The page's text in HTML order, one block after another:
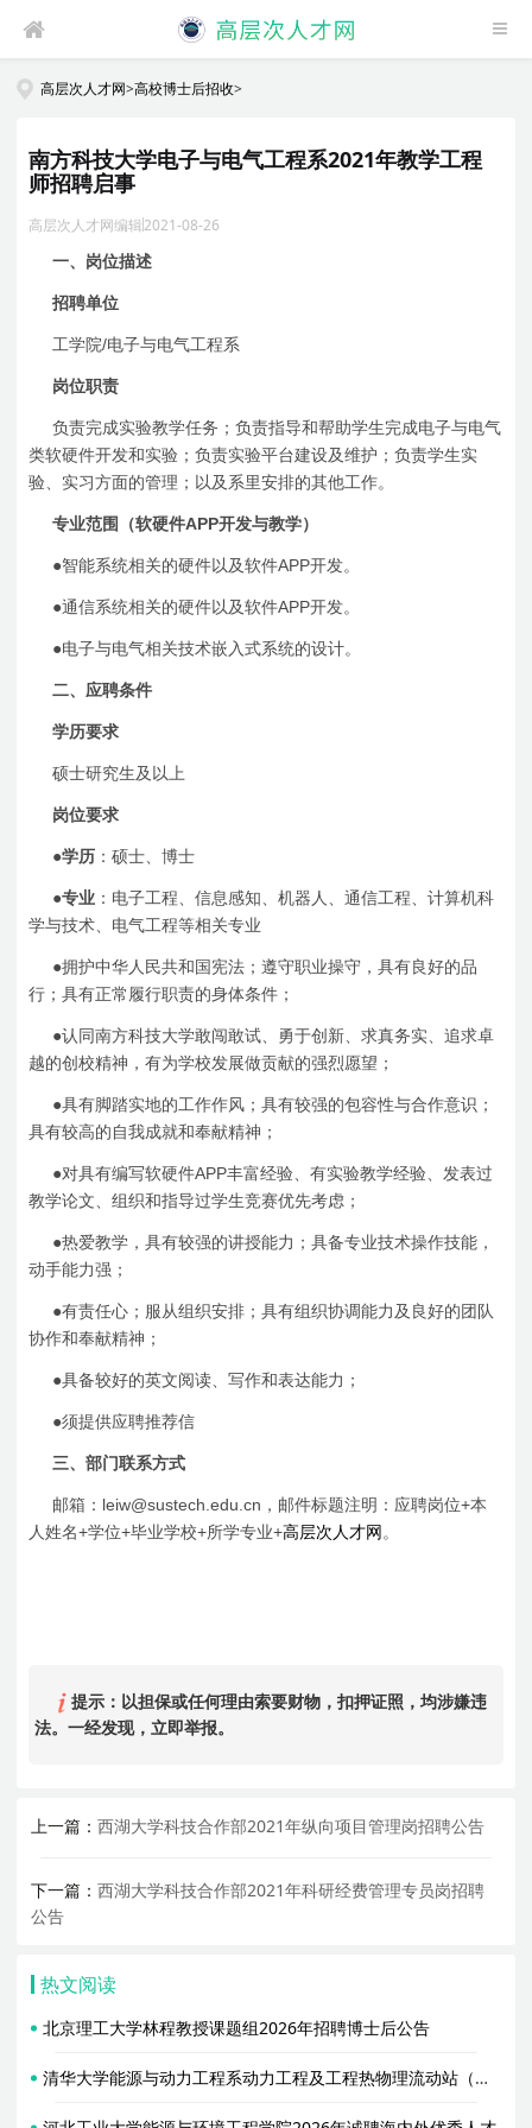
高层次人才网>高校博士后招收>
南方科技大学电子与电气工程系2021年教学工程
师招聘启事
高层次人才网编辑2021-08-26
一、岗位描述
招聘单位
工学院/电子与电气工程系
岗位职责
负责完成实验教学任务；负责指导和帮助学生完成电子与电气
类软硬件开发和实验；负责实验平台建设及维护；负责学生实
验、实习方面的管理；以及系里安排的其他工作。
专业范围（软硬件APP开发与教学）
●智能系统相关的硬件以及软件APP开发。
●通信系统相关的硬件以及软件APP开发。
●电子与电气相关技术嵌入式系统的设计。
二、应聘条件
学历要求
硕士研究生及以上
岗位要求
●学历 ：硕士、博士
●专业 ：电子工程、信息感知、机器人、通信工程、计算机科
学与技术、电气工程等相关专业
●拥护中华人民共和国宪法；遵守职业操守，具有良好的品
行；具有正常履行职责的身体条件；
●认同南方科技大学敢闯敢试、勇于创新、求真务实、追求卓
越的创校精神，有为学校发展做贡献的强烈愿望；
●具有脚踏实地的工作作风；具有较强的包容性与合作意识；
具有较高的自我成就和奉献精神；
●对具有编写软硬件APP丰富经验、有实验教学经验、发表过
教学论文、组织和指导过学生竞赛优先考虑；
●热爱教学，具有较强的讲授能力；具备专业技术操作技能，
动手能力强；
●有责任心；服从组织安排；具有组织协调能力及良好的团队
协作和奉献精神；
●具备较好的英文阅读、写作和表达能力；
●须提供应聘推荐信
三、部门联系方式
邮箱： leiw@sustech.edu.cn ，邮件标题注明：应聘岗位+本
人姓名+学位+毕业学校+所学专业+高层次人才网 。
提示：以担保或任何理由索要财物，扣押证照，均涉嫌违
法。一经发现，立即举报。
上一篇：西湖大学科技合作部2021年纵向项目管理岗招聘公告
下一篇：西湖大学科技合作部2021年科研经费管理专员岗招聘
公告
热文阅读
北京理工大学林程教授课题组2026年招聘博士后公告
清华大学能源与动力工程系动力工程及工程热物理流动站（合作导师胥蕊娜）2026年招聘2名博士后